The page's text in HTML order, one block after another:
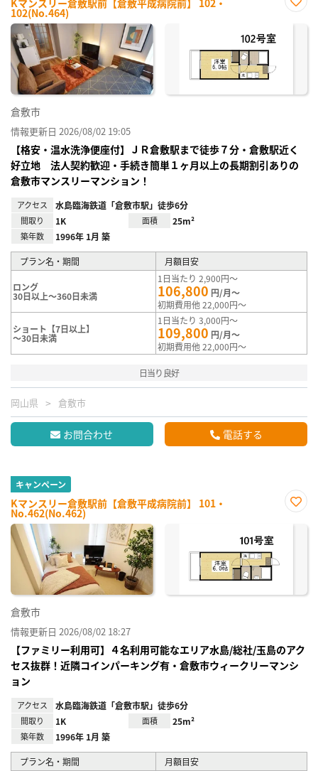
102(No.464)
に入
倉敷市
情報更新日 2026/08/02 19:05
【格安・温水洗浄便座付】ＪＲ倉敷駅まで徒歩７分・倉敷駅近く
好立地 法人契約歓迎・手続き簡単１ヶ月以上の長期割引ありの
倉敷市マンスリーマンション！
アクセス 水島臨海鉄道「倉敷市駅」徒歩6分
間取り 1K 面積 25m²
築年数 1996年 1月 築
プラン名・期間 月額目安
ロング
30日以上～360日未満
1日当たり 2,900円～
106,800 円/月～
初期費用他 22,000円～
ショート【7日以上】
～30日未満
1日当たり 3,000円～
109,800 円/月～
初期費用他 22,000円～
日当り良好
岡山県 倉敷市
お問合わせ 電話する
キャンペーン
Kマンスリー倉敷駅前【倉敷平成病院前】 101・
No.462(No.462)
に入
倉敷市
情報更新日 2026/08/02 18:27
【ファミリー利用可】４名利用可能なエリア水島/総社/玉島のアク
セス抜群！近隣コインパーキング有・倉敷市ウィークリーマンシ
ョン
アクセス 水島臨海鉄道「倉敷市駅」徒歩6分
間取り 1K 面積 25m²
築年数 1996年 1月 築
プラン名・期間 月額目安